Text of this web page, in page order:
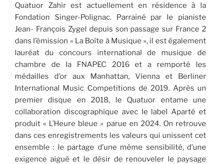
Quatuor Zahir est actuellement en résidence à la
Fondation Singer-Polignac. Parrainé par le pianiste
Jean- François Zygel depuis son passage sur France 2
dans l’émission « La Boîte à Musique », il est également
lauréat du concours international de musique de
chambre de la FNAPEC 2016 et a remporté les
médailles d’or aux Manhattan, Vienna et Berliner
International Music Competitions de 2019. Après un
premier disque en 2018, le Quatuor entame une
collaboration discographique avec le label Aparté et
produit « L’Heure bleue » parue en 2024. On retrouve
dans ces enregistrements les valeurs qui unissent cet
ensemble : le partage d’une même sensibilité, d’une
exigence aiguë et le désir de renouveler le paysage